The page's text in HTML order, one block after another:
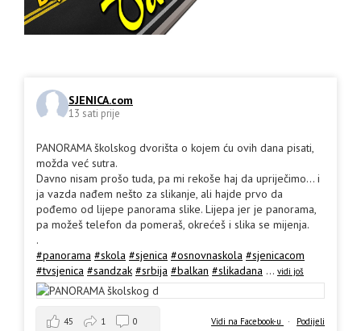
SJENICA.com
13 sati prije
PANORAMA školskog dvorišta o kojem ću ovih dana pisati,
možda već sutra.
Davno nisam prošo tuda, pa mi rekoše haj da upriječimo... i
ja vazda nađem nešto za slikanje, ali hajde prvo da
pođemo od lijepe panorama slike. Lijepa jer je panorama,
pa možeš telefon da pomeraš, okrećeš i slika se mijenja.
.
#panorama #skola #sjenica #osnovnaskola #sjenicacom
#tvsjenica #sandzak #srbija #balkan #slikadana ... vidi još
Vidi na Facebook-u · Podijeli
45 1 0